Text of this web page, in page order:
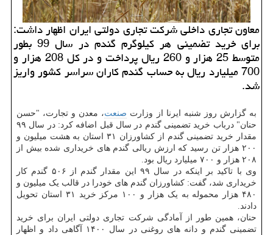
معاون تجاری داخلی شرکت تجاری دولتی ایران اظهار داشت:
برای خرید تضمینی هر کیلوگرم گندم در سال 99 بطور
متوسط 25 هزار و 260 ریال پرداخت و در کل 208 هزار و
700 میلیارد ریال به حساب گندم کاران سراسر کشور واریز
شد.
به گزارش روز شنبه ایرنا از وزارت صنعت، معدن و تجارت، "حسن
حنان" درباب خرید تضمینی گندم در سال قبل اضافه کرد: در سال ۹۹
مقدار خرید تضمینی گندم از کشاورزان ۳۱ استان به هشت میلیون و
۲۰۰ هزار تن رسید که ارزش ریالی گندم های خریداری شده بیش از
۲۰۸ هزار و ۷۰۰ میلیارد ریال بود.
وی با تاکید بر اینکه در سال ۹۹ این مقدار گندم از ۵۰۶ گندم کار
خریداری شد، گفت: کشاورزان گندم های خودرا در قالب یک میلیون و
۴۸۰ هزار محموله به یک هزار و ۱۰۰ مرکز خرید ۳۱ استان تحویل
دادند.
حنان، همین طور از آمادگی شرکت تجاری دولتی ایران برای خرید
تضمینی گندم و دانه های روغنی در سال ۱۴۰۰ آگاهی داد و اظهار